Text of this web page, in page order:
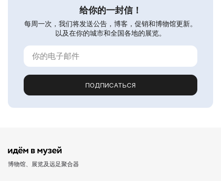
给你的一封信！
每周一次，我们将发送公告，博客，促销和博物馆更新。
以及在你的城市和全国各地的展览。
ПОДПИСАТЬСЯ
博物馆、展览及远足聚合器